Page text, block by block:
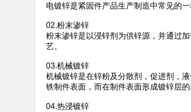
电镀锌是紧固件产品生产制造中常见的
02.粉末渗锌
粉末渗锌是以浸锌剂为供锌源，并通过
艺。
03.机械镀锌
机械镀锌是在锌粉及分散剂，促进剂，
铁制件表面，而在制件表面形成镀锌层的
04.热浸镀锌